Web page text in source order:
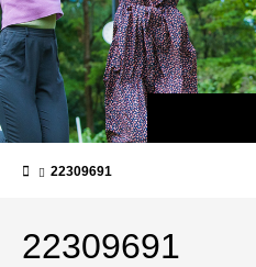
22309691
22309691